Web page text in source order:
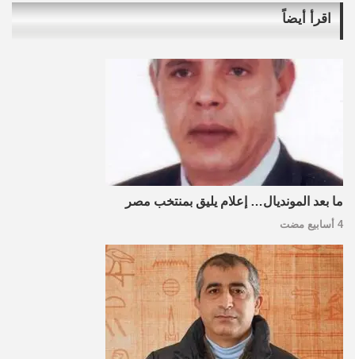
اقرأ أيضاً
ما بعد المونديال… إعلام يليق بمنتخب مصر
4 أسابيع مضت